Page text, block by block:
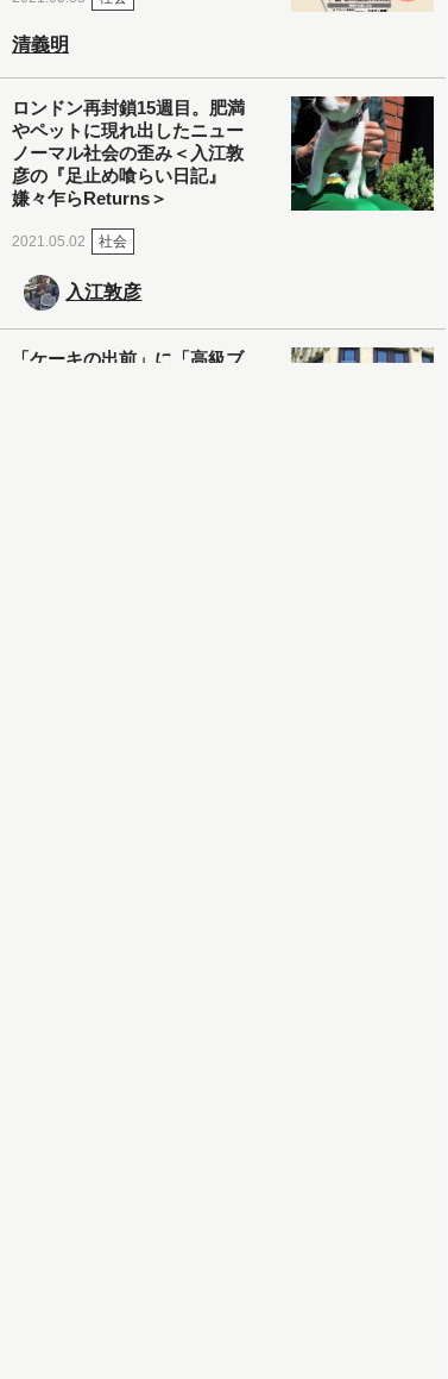
清義明
ロンドン再封鎖15週目。肥満
やペットに現れ出したニュー
ノーマル社会の歪み＜入江敦
彦の『足止め喰らい日記』
嫌々乍らReturns＞
2021.05.02 社会
入江敦彦
「ケーキの出前」に「高級ブ